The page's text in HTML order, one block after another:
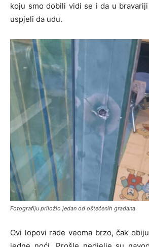
koju smo dobili vidi se i da u
uspjeli da uđu.
Fotografiju priložio jedan od oštećenih građana
Ovi lopovi rade veoma brzo, čak